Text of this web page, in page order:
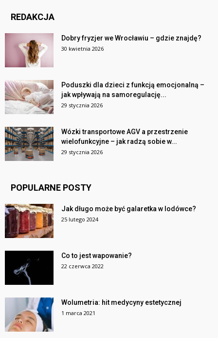
REDAKCJA
Dobry fryzjer we Wrocławiu – gdzie znajdę?
30 kwietnia 2026
Poduszki dla dzieci z funkcją emocjonalną –
jak wpływają na samoregulację...
29 stycznia 2026
Wózki transportowe AGV a przestrzenie
wielofunkcyjne – jak radzą sobie w...
29 stycznia 2026
POPULARNE POSTY
Jak długo może być galaretka w lodówce?
25 lutego 2024
Co to jest wapowanie?
22 czerwca 2022
Wolumetria: hit medycyny estetycznej
1 marca 2021